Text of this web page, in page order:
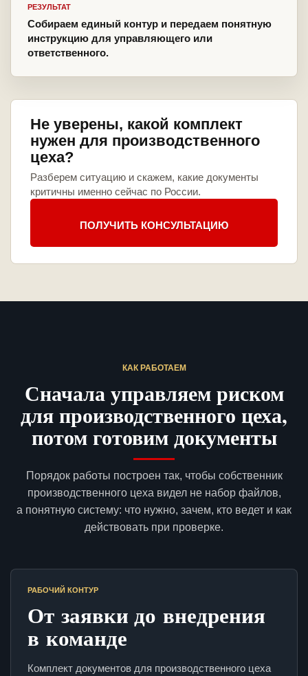
РЕЗУЛЬТАТ
Собираем единый контур и передаем понятную
инструкцию для управляющего или
ответственного.
Не уверены, какой комплект
нужен для производственного
цеха?
Разберем ситуацию и скажем, какие документы
критичны именно сейчас по России.
ПОЛУЧИТЬ КОНСУЛЬТАЦИЮ
КАК РАБОТАЕМ
Сначала управляем риском
для производственного цеха,
потом готовим документы
Порядок работы построен так, чтобы собственник
производственного цеха видел не набор файлов,
а понятную систему: что нужно, зачем, кто ведет и как
действовать при проверке.
РАБОЧИЙ КОНТУР
От заявки до внедрения
в команде
Комплект документов для производственного цеха